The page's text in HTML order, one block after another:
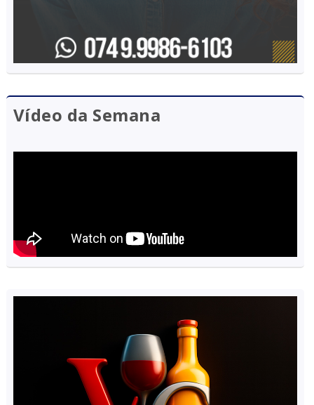
Vídeo da Semana